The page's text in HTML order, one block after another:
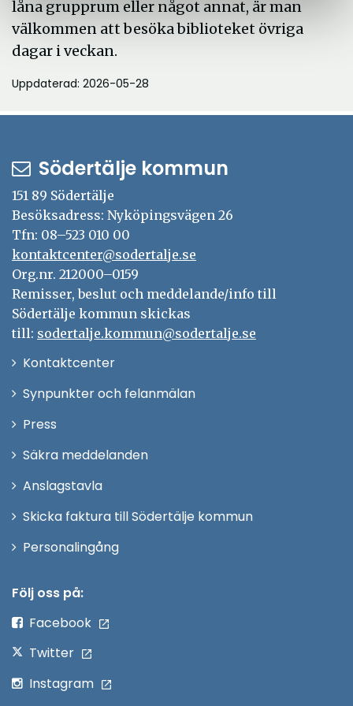
låna grupprum eller något annat, är man
välkommen att besöka biblioteket övriga
dagar i veckan.
Uppdaterad: 2026-05-28
Södertälje kommun
151 89 Södertälje
Besöksadress: Nyköpingsvägen 26
Tfn: 08–523 010 00
kontaktcenter@sodertalje.se
Org.nr. 212000–0159
Remisser, beslut och meddelande/info till
Södertälje kommun skickas
till: sodertalje.kommun@sodertalje.se
KontaktcenterÖppna
Synpunkter och felanmälan
Press
fönster
Säkra meddelanden
Anslagstavla
Skicka faktura till Södertälje kommun
PersonalingångÖppna
Följ oss på:
Facebook
Twitter
Instagram